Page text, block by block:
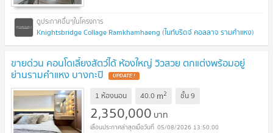
Knightsbridge Collage Ramkhamhaeng (ไนท์บริดจ์ คอลลาจ รามคำแหง)
ขายด่วน คอนโดเลี้ยงสัตว์ได้ ห้องใหญ่ วิวสวย ตกแต่งพร้อมอยู่
ย่านรามคำแหง บางกะปิ UPDATE !
1 ห้องนอน 40.0 m2 ชั้น9
2,350,000 บาท
05/08/2026 13:50:00